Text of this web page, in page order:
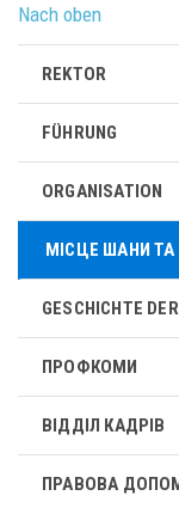
Nach oben
REKTOR
FÜHRUNG
ORGANISATION
МІСЦЕ ШАНИ ТА
GESCHICHTE
ПРОФКОМИ
ВІДДІЛ КАДРІВ
ПРАВОВА